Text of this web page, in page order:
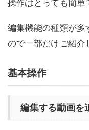
操作はとっても簡単
編集機能の種類が多
ので一部だけご紹介
基本操作
編集する動画を